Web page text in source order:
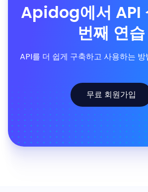
Apidog에서 API
번째 연습
API를 더 쉽게 구축하고 사용하는
무료 회원가입